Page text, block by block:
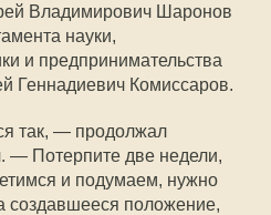
Владимирович Шаронов
науки,
и предпринимательства
Геннадиевич Комиссаров.
так, — продолжал
— Потерпите две недели,
и подумаем, нужно
создавшееся положение,